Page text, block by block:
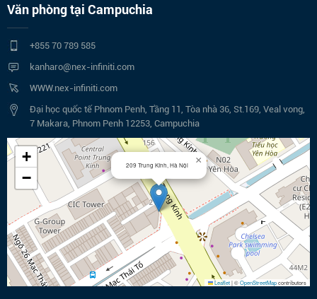
Văn phòng tại Campuchia
+855 70 789 585
kanharo@nex-infiniti.com
WWW.nex-infiniti.com
Đại học quốc tế Phnom Penh, Tầng 11, Tòa nhà 36, St.169, Veal vong,
7 Makara, Phnom Penh 12253, Campuchia
209 Trung Kính, Hà Nội ×
+
−
Leaflet|©OpenStreetMapcontributors